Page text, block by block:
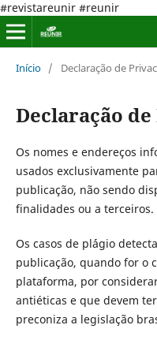
#revistareunir #reunir
Início / Declaração de
Declaração
Os nomes e endereços
usados exclusivamente
publicação, não sendo
finalidades ou a terceiros.
Os casos de pl´ágio
publicação, quando for o
plataforma, por
antiéticas e que devem
preconiza a legislação